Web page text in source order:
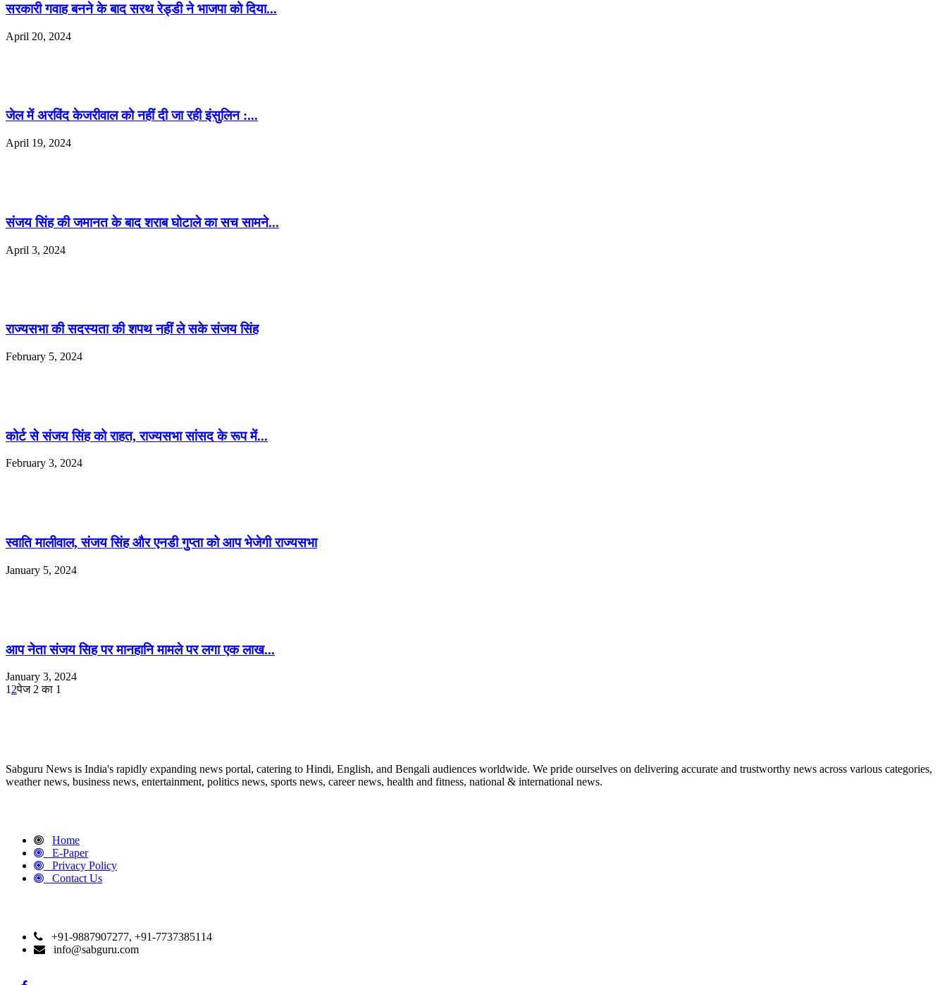
सरकारी गवाह बनने के बाद सरथ रेड्डी ने भाजपा को दिया...
April 20, 2024
जेल में अरविंद केजरीवाल को नहीं दी जा रही इंसुलिन :...
April 19, 2024
संजय सिंह की जमानत के बाद शराब घोटाले का सच सामने...
April 3, 2024
राज्यसभा की सदस्यता की शपथ नहीं ले सके संजय सिंह
February 5, 2024
कोर्ट से संजय सिंह को राहत, राज्यसभा सांसद के रूप में...
February 3, 2024
स्वाति मालीवाल, संजय सिंह और एनडी गुप्ता को आप भेजेगी राज्यसभा
January 5, 2024
आप नेता संजय सिह पर मानहानि मामले पर लगा एक लाख...
January 3, 2024
1 2पेज 2 का 1
Sabguru News is India's rapidly expanding news portal, catering to Hindi, English, and Bengali audiences worldwide. We pride ourselves on delivering accurate and trustworthy news across various categories,
weather news, business news, entertainment, politics news, sports news, career news, health and fitness, national & international news.
Home
E-Paper
Privacy Policy
Contact Us
+91-9887907277, +91-7737385114
info@sabguru.com